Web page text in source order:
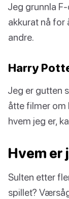
Jeg grunnla
akkurat nå for
andre.
Harry
Jeg er gutten
åtte filmer om
hvem jeg er,
Hvem er
Sulten etter
spillet?